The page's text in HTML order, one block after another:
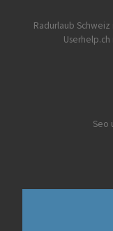
Radurlaub Schweiz
Seo